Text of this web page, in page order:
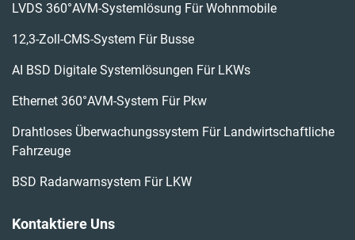
LVDS 360°AVM-Systemlösung Für Wohnmobile
12,3-Zoll-CMS-System Für Busse
AI BSD Digitale Systemlösungen Für LKWs
Ethernet 360°AVM-System Für Pkw
Drahtloses Überwachungssystem Für Landwirtschaftliche
Fahrzeuge
BSD Radarwarnsystem Für LKW
Kontaktiere Uns